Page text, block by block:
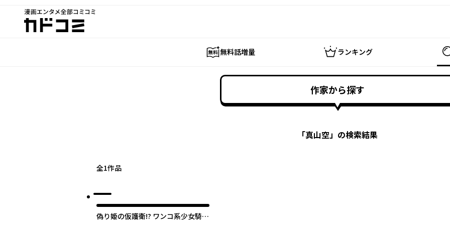
漫画エンタメ全部コミコミ
カドコミ
無料話増量 ランキング
作家から探す
「真山空」の検索結果
全1作品
偽り姫の仮護衛!? ワンコ系少女騎士